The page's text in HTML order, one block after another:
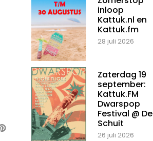
inloop
Kattuk.nl en
Kattuk.fm
28 juli 2026
Zaterdag 19
september:
Kattuk.FM
Dwarspop
Festival @ De
Schuit
26 juli 2026